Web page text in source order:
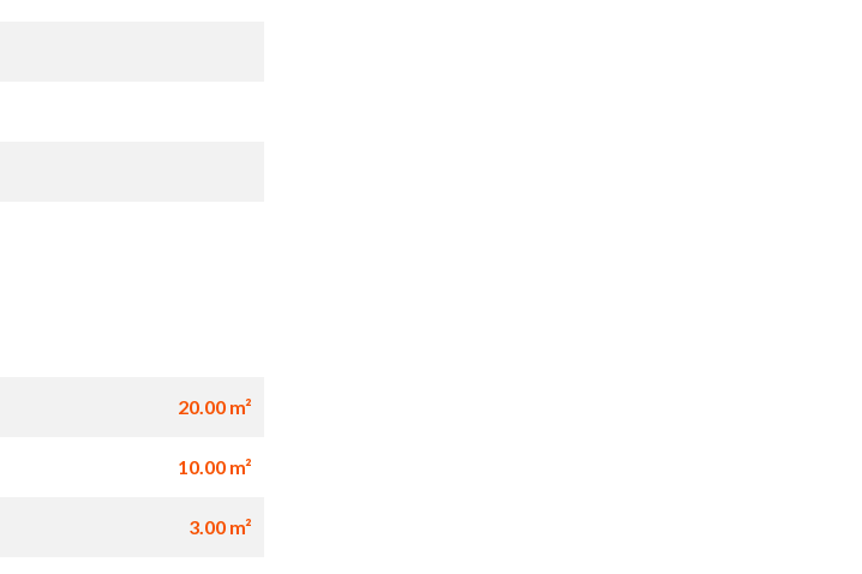
20.00 m²
10.00 m²
3.00 m²